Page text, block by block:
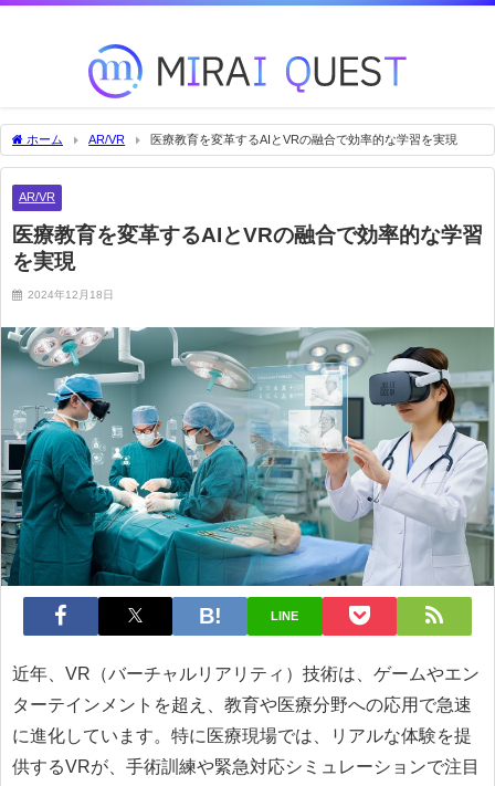
ホーム AR/VR 医療教育を変革するAIとVRの融合で効率的な学習を実現
AR/VR
医療教育を変革するAIとVRの融合で効率的な学習
を実現
2024年12月18日
LINE
近年、VR（バーチャルリアリティ）技術は、ゲームやエン
ターテインメントを超え、教育や医療分野への応用で急速
に進化しています。特に医療現場では、リアルな体験を提
供するVRが、手術訓練や緊急対応シミュレーションで注目